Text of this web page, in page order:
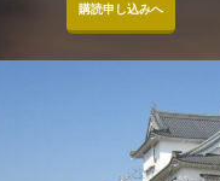
購読申し込みへ